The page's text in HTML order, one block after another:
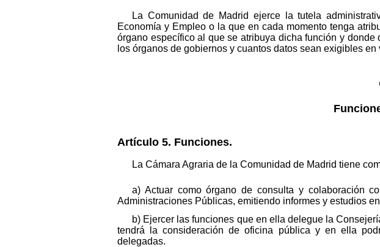
La Comunidad de Madrid ejerce la tutela
Economía y Empleo o la que en cada momento tenga
órgano específico al que se atribuya dicha función y
los órganos de gobiernos y cuantos datos sean exigibles
Artículo 5. Funciones.
La Cámara Agraria de la Comunidad de Madrid tiene
a) Actuar como órgano de consulta y colaboración
Administraciones Públicas, emitiendo informes y estudios
b) Ejercer las funciones que en ella delegue la
tendrá la consideración de oficina pública y en ella
delegadas.